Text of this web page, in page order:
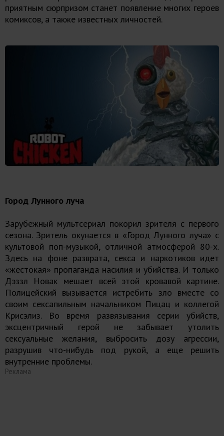
приятным сюрпризом станет появление многих героев
комиксов, а также известных личностей.
Город Лунного луча
Зарубежный мультсериал покорил зрителя с первого
сезона. Зритель окунается в «Город Лунного луча» с
культовой поп-музыкой, отличной атмосферой 80-х.
Здесь на фоне разврата, секса и наркотиков идет
«жестокая» пропаганда насилия и убийства. И только
Дэззл Новак мешает всей этой кровавой картине.
Полицейский вызывается истребить зло вместе со
своим сексапильным начальником Пицац и коллегой
Крисэлиз. Во время развязывания серии убийств,
эксцентричный герой не забывает утолить
сексуальные желания, выбросить дозу агрессии,
разрушив что-нибудь под рукой, а еще решить
внутренние проблемы.
Реклама